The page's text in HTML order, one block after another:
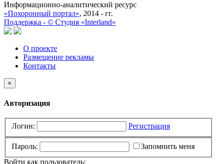
Информационно-аналитический ресурс
«Похоронный портал», 2014 - гг.
Поддержка - © Cтудия «Interland»
О проекте
Размещение рекламы
Контакты
×
Авторизация
Логин: Регистрация
Пароль:
Запомнить меня
Войти как пользователь: